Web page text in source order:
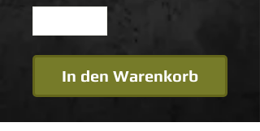
In den Warenkorb
Eine spezielle 12-Kammer-